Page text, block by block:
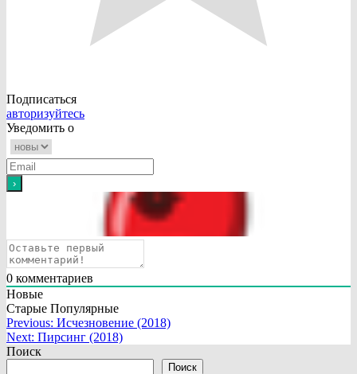
Подписаться
авторизуйтесь
Уведомить о
0 комментариев
Новые
Старые Популярные
Навигация
по
Previous: Исчезновение (2018)
Next: Пирсинг (2018)
Поиск
Поиск